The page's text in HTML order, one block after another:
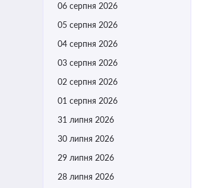
06 серпня 2026
05 серпня 2026
04 серпня 2026
03 серпня 2026
02 серпня 2026
01 серпня 2026
31 липня 2026
30 липня 2026
29 липня 2026
28 липня 2026